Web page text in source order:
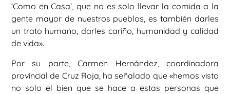
‘Como en Casa’, que no es solo llevar la comida a la
gente mayor de nuestros pueblos, es también darles
un trato humano, darles cariño, humanidad y calidad
de vida».
Por su parte, Carmen Hernández, coordinadora
provincial de Cruz Roja, ha señalado que «hemos visto
no solo el bien que se hace a estas personas que